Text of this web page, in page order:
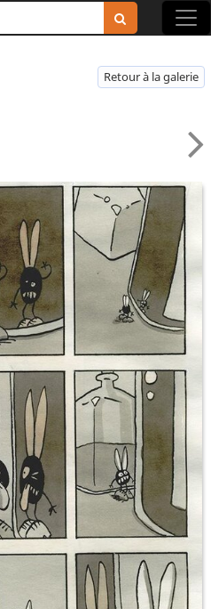
Retour à la galerie